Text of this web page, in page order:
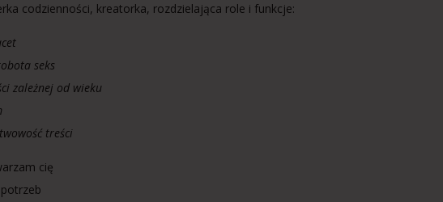
codzienności, kreatorka, rozdzielająca role i funkcje:
seks
zależnej od wieku
treści
cię